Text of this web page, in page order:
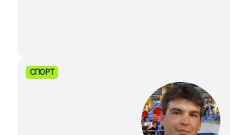
Думаю, если бы не RMA, я бы
котором сейчас работаю,
оказаться. Ну, или если бы
так быстро. Года через три-
СПОРТ